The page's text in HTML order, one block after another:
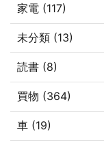
家電 (117)
未分類 (13)
読書 (8)
買物 (364)
車 (19)